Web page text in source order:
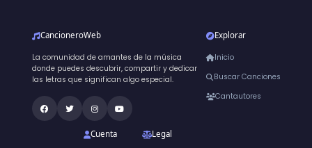
CancioneroWeb
La comunidad de amantes de la música
donde puedes descubrir, compartir y dedicar
las letras que significan algo especial.
Explorar
Inicio
Buscar Canciones
Cantautores
Cuenta Legal